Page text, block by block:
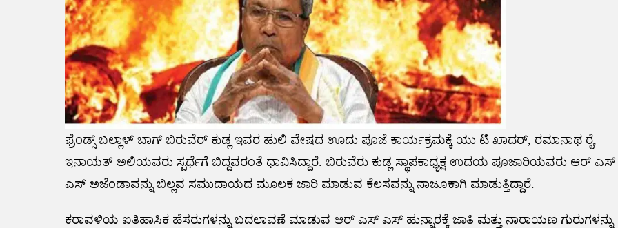
ಫ್ರೆಂಡ್ಸ್ ಬಲ್ಲಾಳ್ ಬಾಗ್ ಬಿರುವೆರ್ ಕುಡ್ಲ ಇವರ ಹುಲಿ ವೇಷದ ಊದು ಪೂಜೆ ಕಾರ್ಯಕ್ರಮಕ್ಕೆ ಯು ಟಿ ಖಾದರ್, ರಮಾನಾಥ ರೈ,
ಇನಾಯತ್ ಅಲಿಯವರು ಸ್ಪರ್ಧೆಗೆ ಬಿದ್ದವರಂತೆ ಧಾವಿಸಿದ್ದಾರೆ. ಬಿರುವೆರು ಕುಡ್ಲ ಸ್ಥಾಪಕಾಧ್ಯಕ್ಷ ಉದಯ ಪೂಜಾರಿಯವರು ಆರ್ ಎಸ್
ಎಸ್ ಅಜೆಂಡಾವನ್ನು ಬಿಲ್ಲವ ಸಮುದಾಯದ ಮೂಲಕ ಜಾರಿ ಮಾಡುವ ಕೆಲಸವನ್ನು ನಾಜೂಕಾಗಿ ಮಾಡುತ್ತಿದ್ದಾರೆ.
ಕರಾವಳಿಯ ಐತಿಹಾಸಿಕ ಹೆಸರುಗಳನ್ನು ಬದಲಾವಣೆ ಮಾಡುವ ಆರ್ ಎಸ್ ಎಸ್ ಹುನ್ನಾರಕ್ಕೆ ಜಾತಿ ಮತ್ತು ನಾರಾಯಣ ಗುರುಗಳನ್ನು